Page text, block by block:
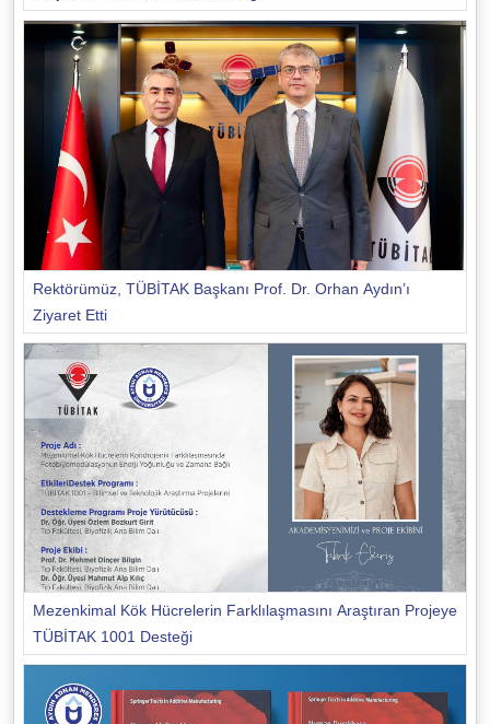
Rektörümüz, TÜBİTAK Başkanı Prof. Dr. Orhan Aydın’ı
Ziyaret Etti
Mezenkimal Kök Hücrelerin Farklılaşmasını Araştıran Projeye
TÜBİTAK 1001 Desteği